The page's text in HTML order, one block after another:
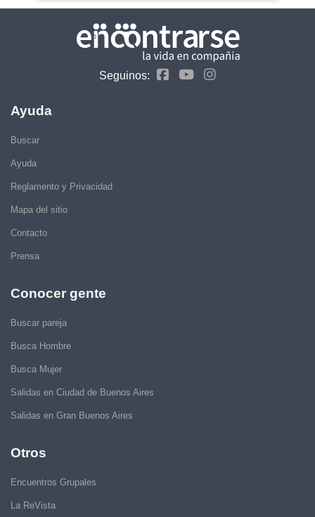
Seguinos:
Ayuda
Buscar
Ayuda
Reglamento y Privacidad
Mapa del sitio
Contacto
Prensa
Conocer gente
Buscar pareja
Busca Hombre
Busca Mujer
Salidas en Ciudad de Buenos Aires
Salidas en Gran Buenos Aires
Otros
Encuentros Grupales
La ReVista